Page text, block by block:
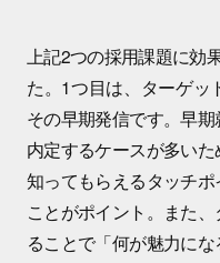
上記2つの採用課題に効
た。1つ目は、ターゲッ
その早期発信です。早
内定するケースが多いた
知ってもらえるタッチ
ことがポイント。また
ることで「何が魅力に